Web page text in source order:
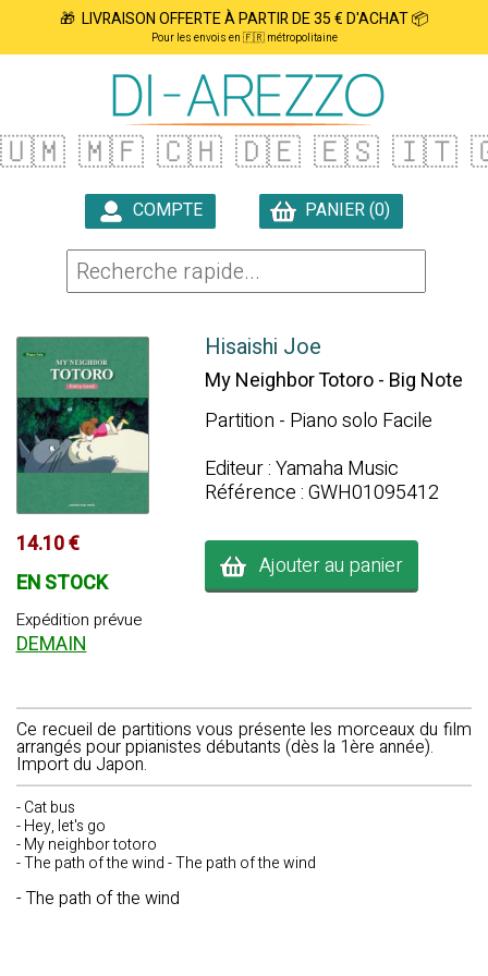
🎁 LIVRAISON OFFERTE À PARTIR DE 35 € D'ACHAT 📦
Pour les envois en 🇫🇷 métropolitaine
🇺🇲 🇲🇫 🇨🇭 🇩🇪 🇪🇸 🇮🇹
COMPTE
PANIER (0)
14.10 €
EN STOCK
Expédition prévue
DEMAIN
Hisaishi Joe
My Neighbor Totoro - Big Note
Partition - Piano solo Facile
Editeur : Yamaha Music
Référence : GWH01095412
Ajouter au panier
Ce recueil de partitions vous présente les morceaux du film
arrangés pour ppianistes débutants (dès la 1ère année).
Import du Japon.
- Cat bus
- Hey, let's go
- My neighbor totoro
- The path of the wind - The path of the wind
- The path of the wind